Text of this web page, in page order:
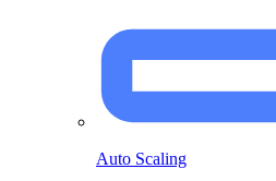
Auto Scaling